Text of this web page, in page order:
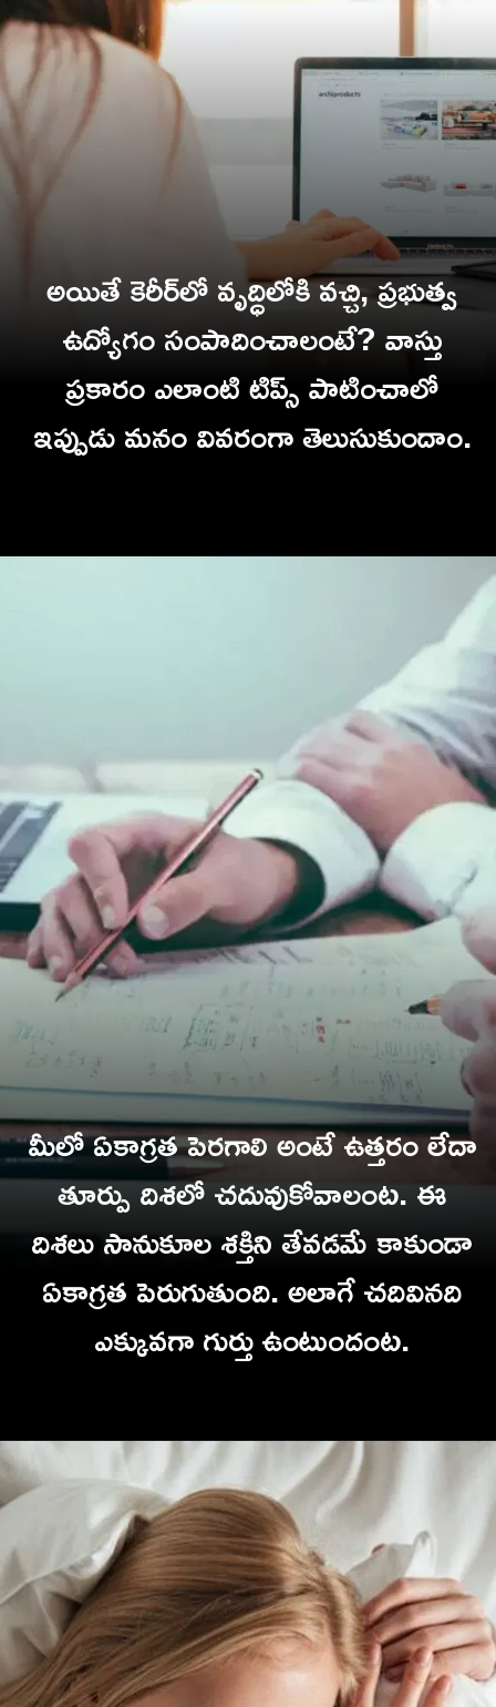
అయితే కెరీర్‌లో వృద్ధిలోకి వచ్చి, ప్రభుత్వ
ఉద్యోగం సంపాదించాలంటే? వాస్తు
ప్రకారం ఎలాంటి టిప్స్ పాటించాలో
ఇప్పుడు మనం వివరంగా తెలుసుకుందాం.
మీలో ఏకాగ్రత పెరగాలి అంటే ఉత్తరం లేదా
తూర్పు దిశలో చదువుకోవాలంట. ఈ
దిశలు సానుకూల శక్తిని తేవడమే కాకుండా
ఏకాగ్రత పెరుగుతుంది. అలాగే చదివినద
ఎక్కువగా గుర్తు ఉంటుందంట.